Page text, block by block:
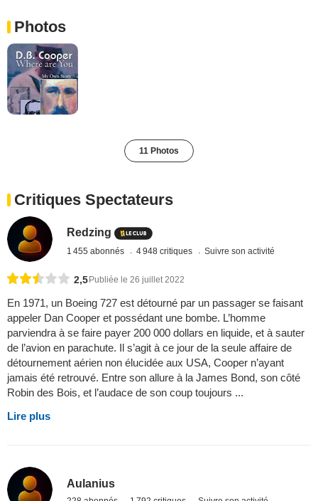
Photos
11 Photos
Critiques Spectateurs
Redzing
1 455 abonnés 4 948 critiques Suivre son activité
2,5 Publiée le 26 juillet 2022
En 1971, un Boeing 727 est détourné par un passager se faisant
appeler Dan Cooper et possédant une bombe. L’homme
parviendra à se faire payer 200 000 dollars en liquide, et à sauter
de l’avion en parachute. Il s’agit à ce jour de la seule affaire de
détournement aérien non élucidée aux USA, Cooper n’ayant
jamais été retrouvé. Entre son allure à la James Bond, son côté
Robin des Bois, et l’audace de son coup toujours ...
Lire plus
Aulanius